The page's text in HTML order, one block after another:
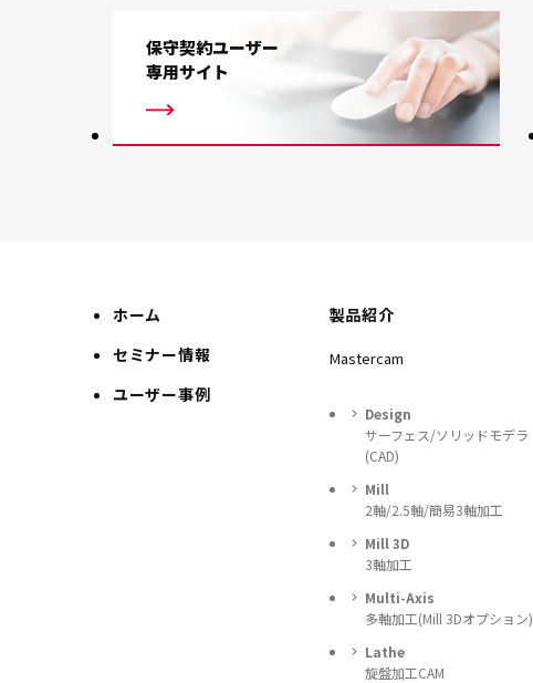
保守契約ユーザー
専用サイト
ホーム
セミナー情報
ユーザー事例
製品紹介
Mastercam
Design
サーフェス/ソリッドモデラ
(CAD)
Mill
2軸/2.5軸/簡易3軸加工
Mill 3D
3軸加工
Multi-Axis
多軸加工(Mill 3Dオプション)
Lathe
旋盤加工CAM